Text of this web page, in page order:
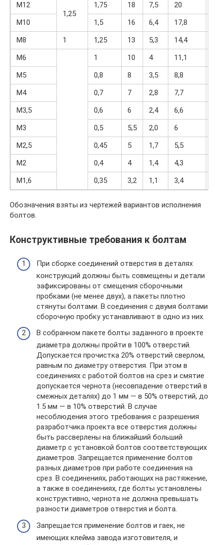
М12
1,25
1,75 18 7,5 20
М10
1,5 16 6,4 17,8
М8
1 1,25 13 5,3 14,4
М6
1 10 4 11,1
М5
0,8 8 3,5 8,8
М4
0,7 7 2,8 7,7
М3,5
0,6 6 2,4 6,6
М3
0,5 5,5 2,0 6
М2,5
0,45 5 1,7 5,5
М2
0,4 4 1,4 4,3
М1,6
0,35 3,2 1,1 3,4
Обозначения взяты из чертежей вариантов исполнения
болтов.
Конструктивные требования к болтам
При сборке соединений отверстия в деталях
конструкций должны быть совмещены и детали
зафиксированы от смещения сборочными
пробками (не менее двух), а пакеты плотно
стянуты болтами. В соединения с двумя болтами
сборочную пробку устанавливают в одно из них.
В собранном пакете болты заданного в проекте
диаметра должны пройти в 100% отверстий.
Допускается прочистка 20% отверстий сверлом,
равным по диаметру отверстия. При этом в
соединениях с работой болтов на срез и смятие
допускается чернота (несовпадение отверстий в
смежных деталях) до 1 мм — в 50% отверстий, до
1.5 мм — в 10% отверстий. В случае
несоблюдения этого требования с разрешения
разработчика проекта все отверстия должны
быть рассверлены на ближайший больший
диаметр с установкой болтов соответствующих
диаметров. Запрещается применение болтов
разных диаметров при работе соединения на
срез. В соединени­ях, работающих на растяжение,
а также в соединениях, где болты установлены
конструктивно, чернота не должна превышать
разности диаметров отверстия и болта.
Запрещается применение болтов и гаек, не
имеющих клейма завода изготовителя, и